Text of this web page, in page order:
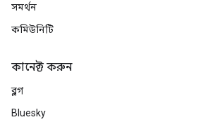
সমর্থন
কমিউনিটি
কানেক্ট করুন
ব্লগ
Bluesky